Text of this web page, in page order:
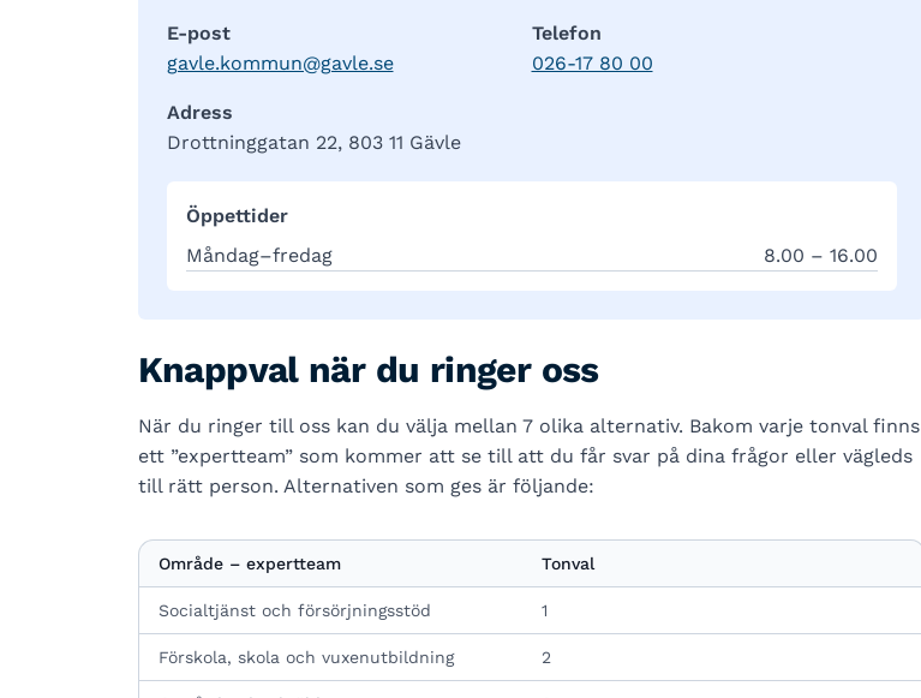
E-post
gavle.kommun@gavle.se
Adress
Drottninggatan 22, 803 11 Gävle
Telefon
026-17 80 00
Öppettider
Måndag–fredag
8.00 – 16.00
Knappval när du ringer oss
När du ringer till oss kan du välja mellan 7 olika alternativ. Bakom varje tonval finns
ett ”expertteam” som kommer att se till att du får svar på dina frågor eller vägleds
till rätt person. Alternativen som ges är följande:
Område – expertteam Tonval
Socialtjänst och försörjningsstöd 1
Förskola, skola och vuxenutbildning 2